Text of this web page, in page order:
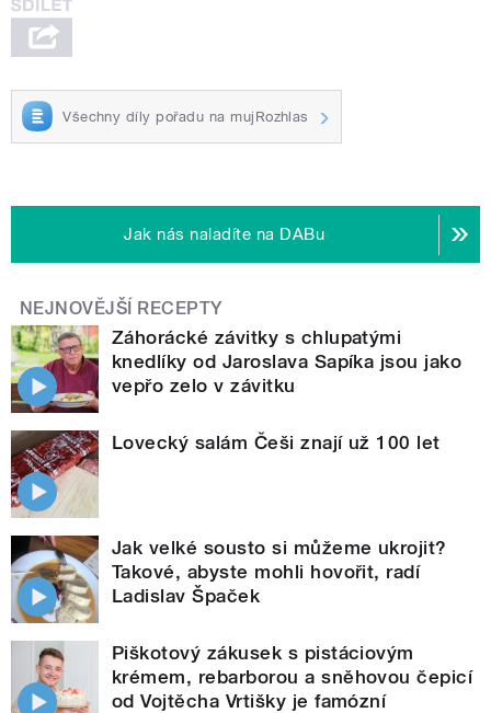
Všechny díly pořadu na mujRozhlas
Jak nás naladíte na DABu
NEJNOVĚJŠÍ RECEPTY
Záhorácké závitky s chlupatými
knedlíky od Jaroslava Sapíka jsou jako
vepřo zelo v závitku
Lovecký salám Češi znají už 100 let
Jak velké sousto si můžeme ukrojit?
Takové, abyste mohli hovořit, radí
Ladislav Špaček
Piškotový zákusek s pistáciovým
krémem, rebarborou a sněhovou čepicí
od Vojtěcha Vrtišky je famózní